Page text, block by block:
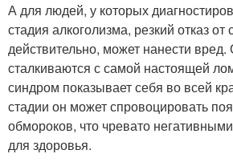
А для людей, у которых
стадия алкоголизма, резкий отказ от
действительно, может нанести вред.
сталкиваются с самой настоящей
синдром показывает себя во всей
стадии он может спровоцировать
обмороков, что чревато
для здоровья.